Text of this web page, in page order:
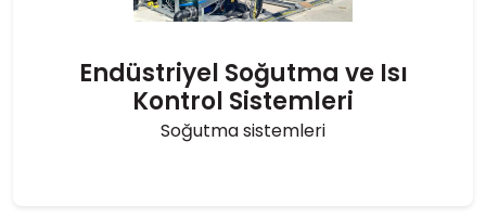
Endüstriyel Soğutma ve Isı
Kontrol Sistemleri
Soğutma sistemleri